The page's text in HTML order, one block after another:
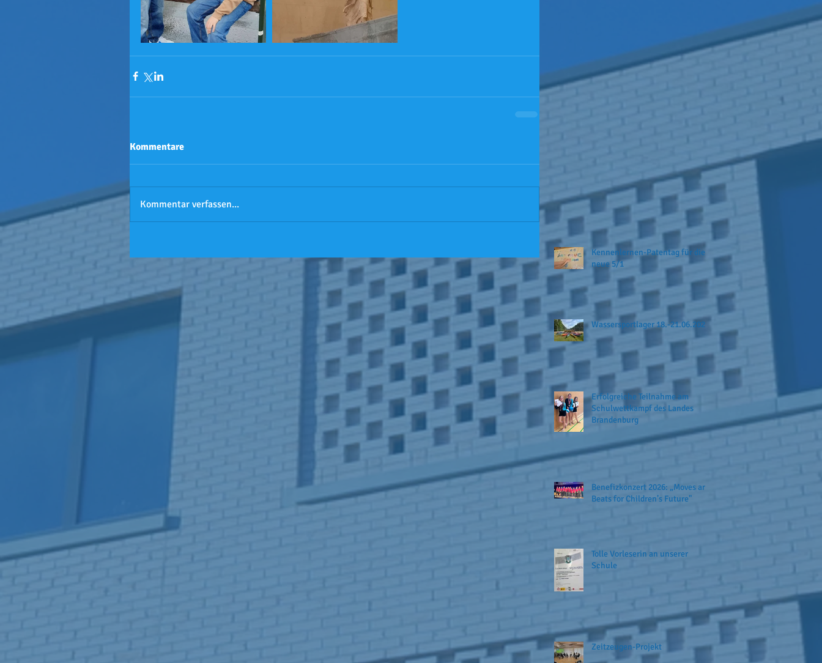
Kommentare
Kommentar verfassen...
Kennenlernen-Patentag für die
neue 5/1
Wassersportlager 18.-21.06.2026
Erfolgreiche Teilnahme am
Schulwettkampf des Landes
Brandenburg
Benefizkonzert 2026: „Moves and
Beats for Children’s Future"
Tolle Vorleserin an unserer
Schule
Zeitzeugen-Projekt